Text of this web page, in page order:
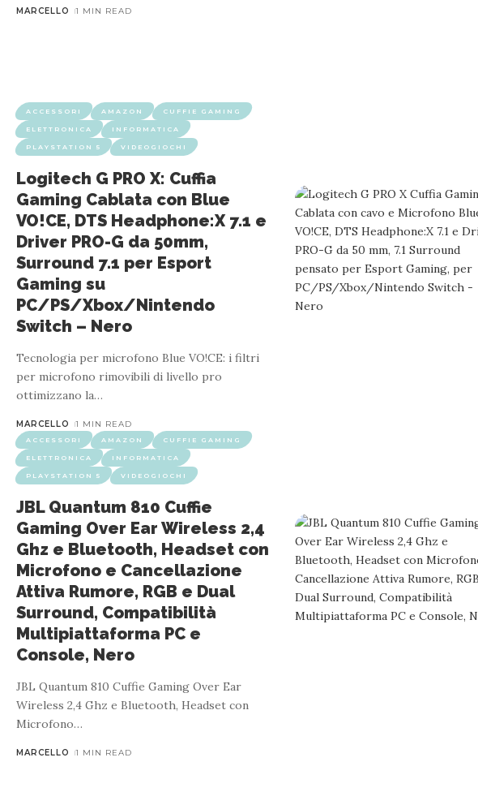
ACCESSORI
Trust Gaming GXT 415 Zirox Cuffie Gaming Leggere
mm, Cavo 2m,
Descrizione Prodotto GXT 415 Zirox Cuffie Gaming Leggere come una piuma Con
solo di non uscire di casa
MARCELLO 1 MIN READ
ACCESSORI AMAZON CUFFIE GAMING
ELETTRONICA INFORMATICA
PLAYSTATION 5 VIDEOGIOCHI
Logitech G PRO X: Cuffia
Gaming Cablata con Blue
VO!CE, DTS Headphone:X 7.1 e
Driver PRO-G da 50mm,
Surround 7.1 per Esport
Gaming su
PC/PS/Xbox/Nintendo
Switch – Nero
Tecnologia per microfono Blue VO!CE: i filtri
per microfono rimovibili di livello pro
ottimizzano la…
MARCELLO 1 MIN READ
ACCESSORI AMAZON CUFFIE GAMING
ELETTRONICA INFORMATICA
PLAYSTATION 5 VIDEOGIOCHI
JBL Quantum 810 Cuffie
Gaming Over Ear Wireless 2,4
Ghz e Bluetooth, Headset con
Microfono e Cancellazione
Attiva Rumore, RGB e Dual
Surround, Compatibilità
Multipiattaforma PC e
Console, Nero
JBL Quantum 810 Cuffie Gaming Over Ear
Wireless 2,4 Ghz e Bluetooth, Headset con
Microfono…
MARCELLO 1 MIN READ